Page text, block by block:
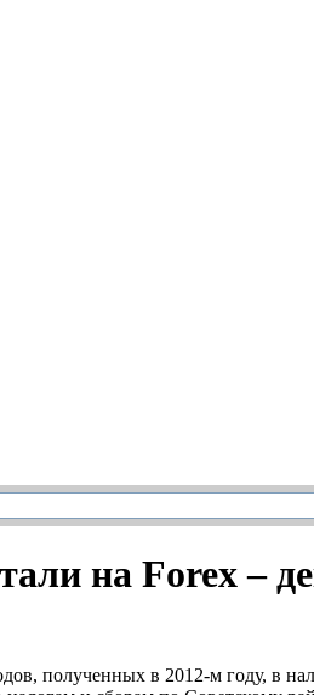
на Forex –
полученных в 2012-м году, в